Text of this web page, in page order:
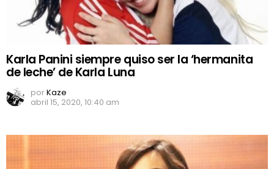
Karla Panini siempre quiso ser la ‘hermanita
de leche’ de Karla Luna
porKaze
abril 15, 2020, 10:40 am